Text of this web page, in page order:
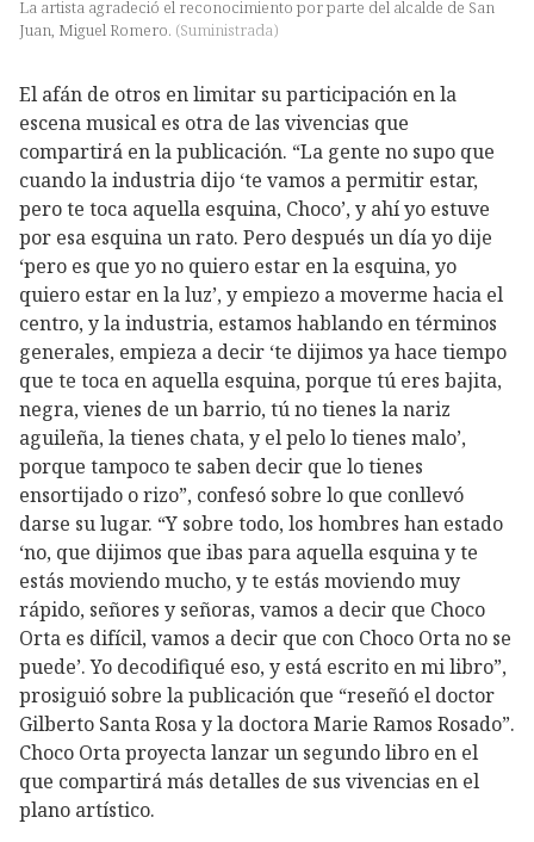
La artista agradeció el reconocimiento por parte del alcalde de San
Juan, Miguel Romero. (Suministrada)
El afán de otros en limitar su participación en la
escena musical es otra de las vivencias que
compartirá en la publicación. “La gente no supo que
cuando la industria dijo ‘te vamos a permitir estar,
pero te toca aquella esquina, Choco’, y ahí yo estuve
por esa esquina un rato. Pero después un día yo dije
‘pero es que yo no quiero estar en la esquina, yo
quiero estar en la luz’, y empiezo a moverme hacia el
centro, y la industria, estamos hablando en términos
generales, empieza a decir ‘te dijimos ya hace tiempo
que te toca en aquella esquina, porque tú eres bajita,
negra, vienes de un barrio, tú no tienes la nariz
aguileña, la tienes chata, y el pelo lo tienes malo’,
porque tampoco te saben decir que lo tienes
ensortijado o rizo”, confesó sobre lo que conllevó
darse su lugar. “Y sobre todo, los hombres han estado
‘no, que dijimos que ibas para aquella esquina y te
estás moviendo mucho, y te estás moviendo muy
rápido, señores y señoras, vamos a decir que Choco
Orta es difícil, vamos a decir que con Choco Orta no se
puede’. Yo decodifiqué eso, y está escrito en mi libro”,
prosiguió sobre la publicación que “reseñó el doctor
Gilberto Santa Rosa y la doctora Marie Ramos Rosado”.
Choco Orta proyecta lanzar un segundo libro en el
que compartirá más detalles de sus vivencias en el
plano artístico.